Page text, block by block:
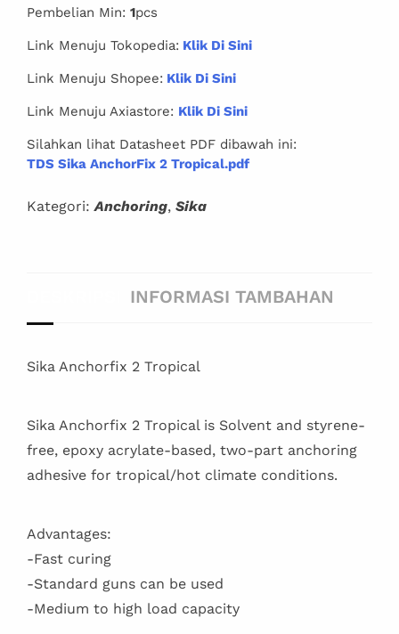
Pembelian Min: 1pcs
Link Menuju Tokopedia: Klik Di Sini
Link Menuju Shopee: Klik Di Sini
Link Menuju Axiastore: Klik Di Sini
Silahkan lihat Datasheet PDF dibawah ini:
TDS Sika AnchorFix 2 Tropical.pdf
Kategori:Anchoring, Sika
INFORMASI TAMBAHAN
Sika Anchorfix 2 Tropical
Sika Anchorfix 2 Tropical is Solvent and styrene-
free, epoxy acrylate-based, two-part anchoring
adhesive for tropical/hot climate conditions.
Advantages:
-Fast curing
-Standard guns can be used
-Medium to high load capacity